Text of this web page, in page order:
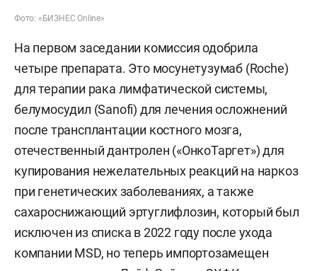
Фото: «БИЗНЕС Online»
На первом заседании комиссия одобрила
четыре препарата. Это мосунетузумаб (Roche)
для терапии рака лимфатической системы,
белумосудил (Sanofi) для лечения осложнений
после трансплантации костного мозга,
отечественный дантролен («ОнкоТаргет») для
купирования нежелательных реакций на наркоз
при генетических заболеваниях, а также
сахароснижающий эртуглифлозин, который был
исключен из списка в 2022 году после ухода
компании MSD, но теперь импортозамещен